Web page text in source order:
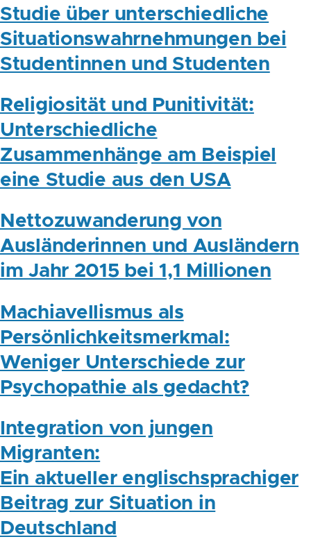
Studie über unterschiedliche
Situationswahrnehmungen bei
Studentinnen und Studenten
Religiosität und Punitivität:
Unterschiedliche
Zusammenhänge am Beispiel
eine Studie aus den USA
Nettozuwanderung von
Ausländerinnen und Ausländern
im Jahr 2015 bei 1,1 Millionen
Machiavellismus als
Persönlichkeitsmerkmal:
Weniger Unterschiede zur
Psychopathie als gedacht?
Integration von jungen
Migranten:
Ein aktueller englischsprachiger
Beitrag zur Situation in
Deutschland